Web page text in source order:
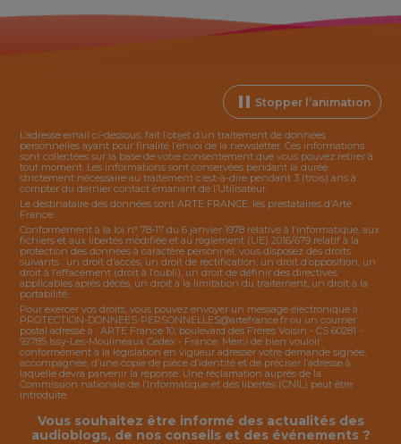
Stopper l’animation
L’adresse email ci-dessous, fait l’objet d’un traitement de données
personnelles ayant pour finalité l’envoi de la newsletter. Ces informations
sont collectées sur la base de votre consentement que vous pouvez retirer à
tout moment. Les informations sont conservées pendant la durée
strictement nécessaire au traitement c’est-à-dire pendant 3 (trois) ans à
compter du dernier contact émanant de l’Utilisateur.
Le destinataire des données sont ARTE FRANCE, les prestataires d’Arte
France.
Conformément à la loi n° 78-17 du 6 janvier 1978 relative à l’informatique, aux
fichiers et aux libertés modifiée et au règlement (UE) 2016/679 relatif à la
protection des données à caractère personnel, vous disposez des droits
suivants : un droit d’accès, un droit de rectification, un droit d’opposition, un
droit à l’effacement (droit à l’oubli), un droit de définir des directives
applicables après décès, un droit à la limitation du traitement, un droit à la
portabilité.
Pour exercer vos droits, vous pouvez envoyer un message électronique à :
PROTECTION-DONNEES-PERSONNELLES@artefrance.fr ou un courrier
postal adressé à : ARTE France 10, boulevard des Frères Voisin - CS 60281 -
92785 Issy-Les-Moulineaux Cedex - France. Merci de bien vouloir
conformément à la législation en vigueur adresser votre demande signée,
accompagnée, d’une copie de pièce d’identité et de préciser l’adresse à
laquelle devra parvenir la réponse. Une réclamation auprès de la
Commission nationale de l’Informatique et des libertés (CNIL) peut être
introduite.
Vous souhaitez être informé des actualités des
audioblogs, de nos conseils et des événements ?